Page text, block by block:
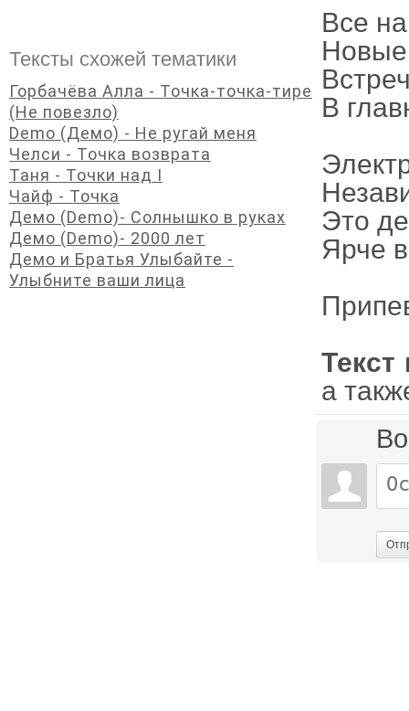
Все
В
Это
Ярче
Текст
а
Тексты схожей тематики
Горбачёва Алла - Точка-точка-тире
(Не повезло)
Demo (Демо) - Не ругай меня
Челси - Точка возврата
Таня - Точки над I
Чайф - Точка
Демо (Demo)- Солнышко в руках
Демо (Demo)- 2000 лет
Демо и Братья Улыбайте -
Улыбните ваши лица